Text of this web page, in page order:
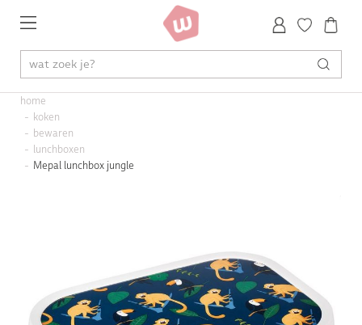
home
koken
bewaren
lunchboxen
Mepal lunchbox jungle